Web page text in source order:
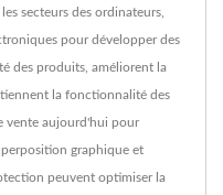
secteurs des ordinateurs,
pour développer des
des produits, améliorent la
la fonctionnalité des
vente aujourd'hui pour
graphique et
peuvent optimiser la